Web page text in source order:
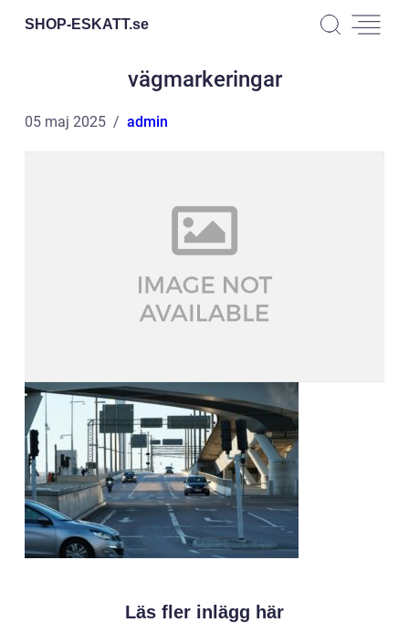
SHOP-ESKATT.se
vägmarkeringar
05 maj 2025 admin
Läs fler inlägg här